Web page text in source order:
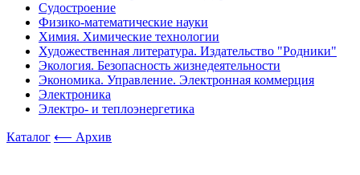
Судостроение
Физико-математические науки
Химия. Химические технологии
Художественная литература. Издательство "Родники"
Экология. Безопасность жизнедеятельности
Экономика. Управление. Электронная коммерция
Электроника
Электро- и теплоэнергетика
Каталог ⟵ Архив